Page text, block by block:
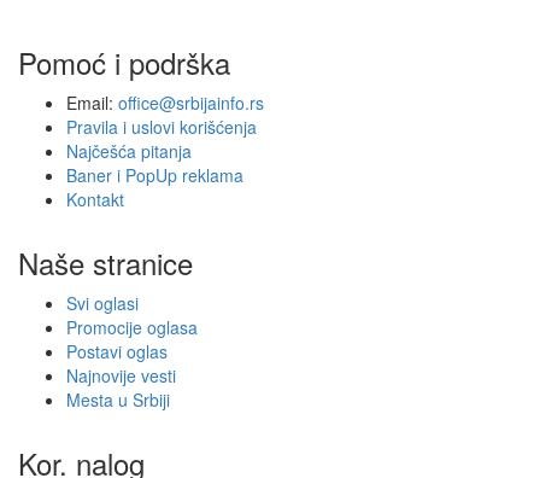
Pomoć i podrška
Email: office@srbijainfo.rs
Pravila i uslovi korišćenja
Najčešća pitanja
Baner i PopUp reklama
Kontakt
Naše stranice
Svi oglasi
Promocije oglasa
Postavi oglas
Najnovije vesti
Mesta u Srbiji
Kor. nalog